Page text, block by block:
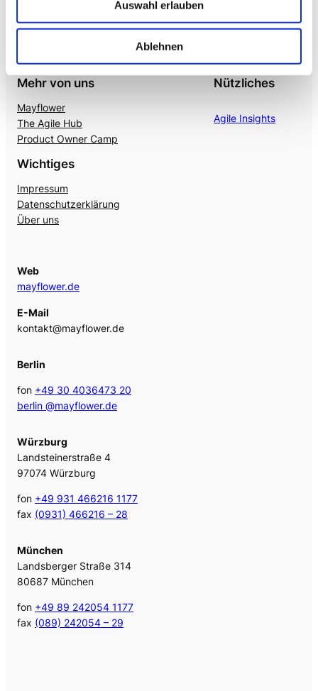
Auswahl erlauben
Ablehnen
Mehr von uns
Mayflower
The Agile Hub
Product Owner Camp
Nützliches
Agile Insights
Wichtiges
Impressum
Datenschutzerklärung
Über uns
Web
mayflower.de
E-Mail
kontakt@mayflower.de
Berlin
fon +49 30 4036473 20
berlin @mayflower.de
Würzburg
Landsteinerstraße 4
97074 Würzburg
fon +49 931 466216 1177
fax (0931) 466216 – 28
München
Landsberger Straße 314
80687 München
fon +49 89 242054 1177
fax (089) 242054 – 29